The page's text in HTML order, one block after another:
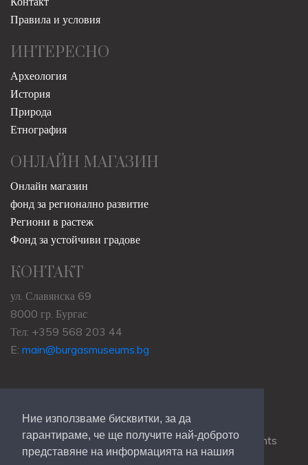
Ние използваме бисквитки, за да
гарантираме, че ще получите най-доброто
представяне на информацията на нашия
Правила и условия
ИНТЕРЕСНО
Археология
История
Природа
Етнография
ОНЛАЙН МАГАЗИН
Онлайн магазин
фонд за регионално развитие
Региони в растеж
Фонд за устойчиви градове
КОНТАКТ
ул. Славянска 69
8000 гр. Бургас
Тел: +359 568 203 44
E: main@burgasmuseums.bg
Copyrights © 2009-2021 RHM Burgas, All Rights
Reserved.